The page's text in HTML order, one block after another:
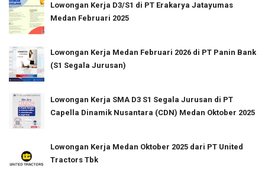
Lowongan Kerja D3/S1 di PT Erakarya Jatayumas
Medan Februari 2025
Lowongan Kerja Medan Februari 2026 di PT Panin Bank
(S1 Segala Jurusan)
Lowongan Kerja SMA D3 S1 Segala Jurusan di PT
Capella Dinamik Nusantara (CDN) Medan Oktober 2025
Lowongan Kerja Medan Oktober 2025 dari PT United
Tractors Tbk